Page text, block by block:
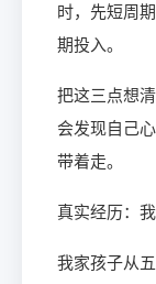
时，先短周
期投入。
把这三点想
会发现自己
带着走。
真实经历：
我家孩子从